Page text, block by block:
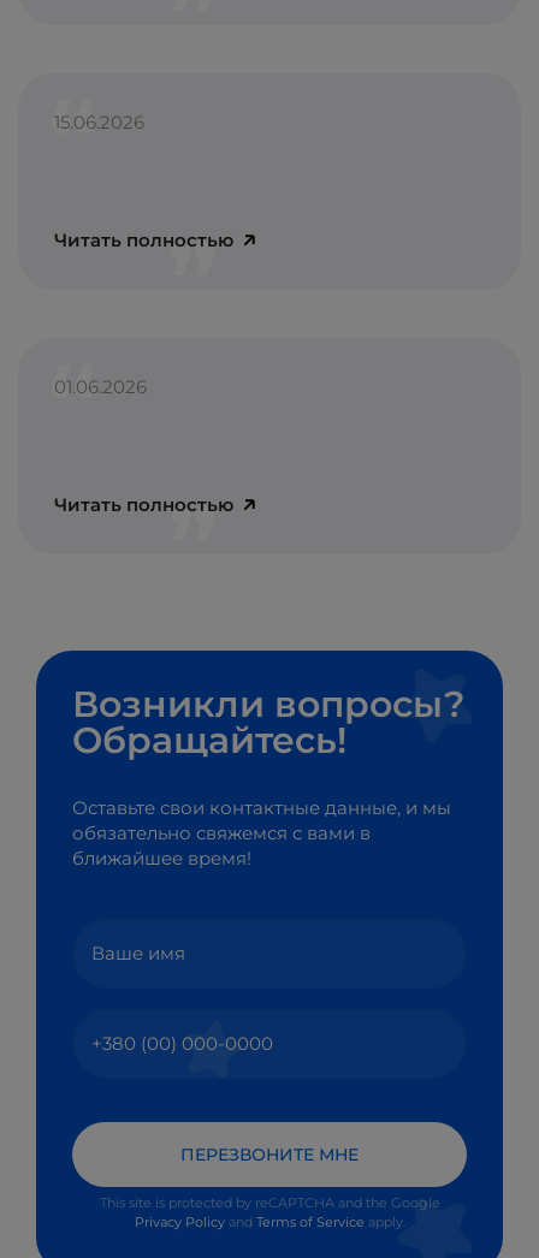
15.06.2026
Читать полностью
01.06.2026
Читать полностью
Возникли вопросы?
Обращайтесь!
Оставьте свои контактные данные, и мы
обязательно свяжемся с вами в
ближайшее время!
ПЕРЕЗВОНИТЕ МНЕ
This site is protected by reCAPTCHA and the Google
Privacy Policyand Terms of Service apply.